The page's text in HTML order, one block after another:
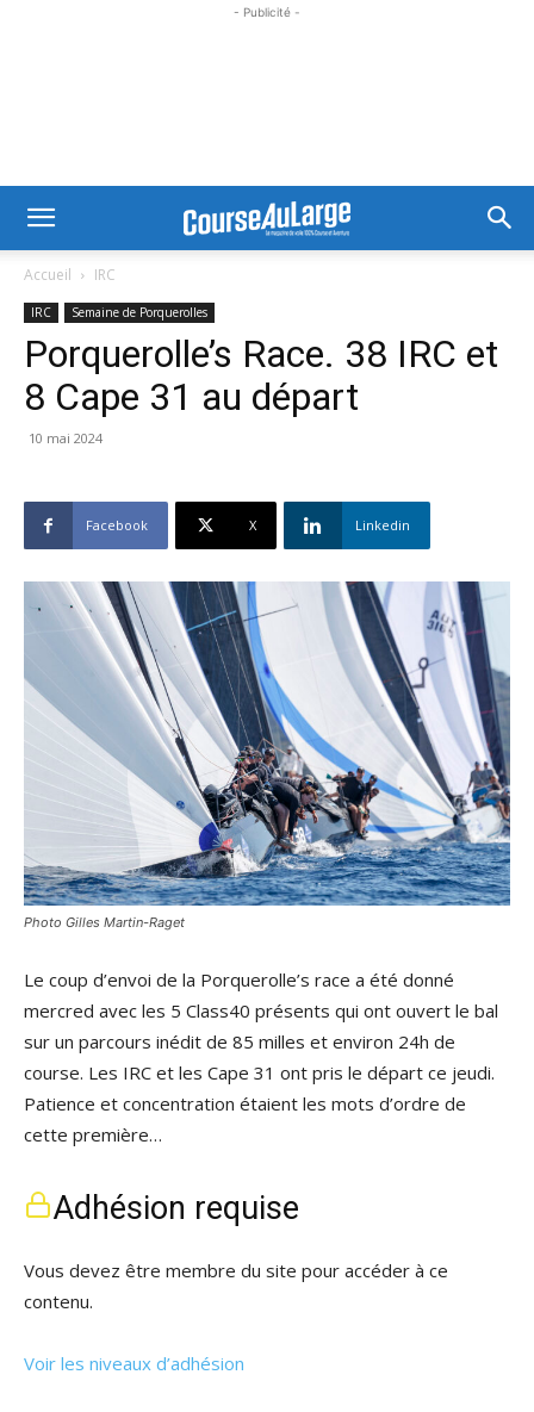
- Publicité -
Accueil IRC
IRC Semaine de Porquerolles
Porquerolle’s Race. 38 IRC et
8 Cape 31 au départ
10 mai 2024
Facebook X Linkedin
Photo Gilles Martin-Raget
Le coup d’envoi de la Porquerolle’s race a été donné
mercred avec les 5 Class40 présents qui ont ouvert le bal
sur un parcours inédit de 85 milles et environ 24h de
course. Les IRC et les Cape 31 ont pris le départ ce jeudi.
Patience et concentration étaient les mots d’ordre de
cette première…
Adhésion requise
Vous devez être membre du site pour accéder à ce
contenu.
Voir les niveaux d’adhésion